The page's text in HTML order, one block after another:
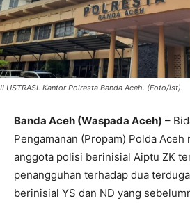
ILUSTRASI. Kantor Polresta Banda Aceh. (Foto/ist).
Banda Aceh (Waspada Aceh) –
Pengamanan (Propam) Polda
anggota polisi berinisial Aiptu ZK
penangguhan terhadap dua
berinisial YS dan ND yang